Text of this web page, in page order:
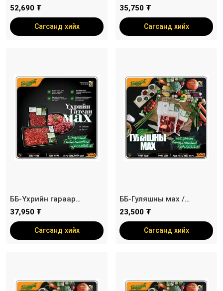
/porterhouse steak/
52,690 ₮
Сагсанд хийх
машиндсан/
35,750 ₮
Сагсанд хийх
ББ-Үхрийн гараар
татсан мах
37,950 ₮
Сагсанд хийх
ББ-Гуляшны мах /
Үхрийн/
23,500 ₮
Сагсанд хийх